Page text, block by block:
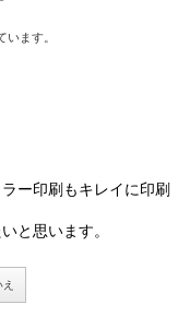
ます。
ー印刷もキレイに印刷
と思います。